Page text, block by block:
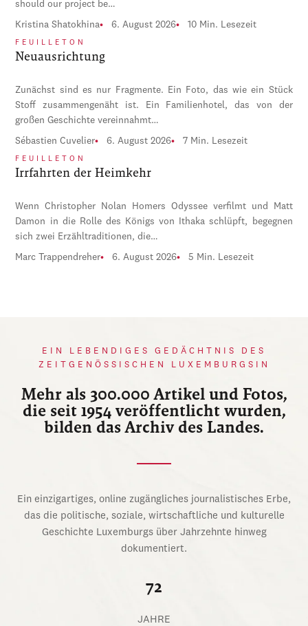
should our project be…
Kristina Shatokhina 6. August 2026 10 Min. Lesezeit
FEUILLETON
Neuausrichtung
Zunächst sind es nur Fragmente. Ein Foto, das wie ein Stück
Stoff zusammengenäht ist. Ein Familienhotel, das von der
großen Geschichte vereinnahmt…
Sébastien Cuvelier 6. August 2026 7 Min. Lesezeit
FEUILLETON
Irrfahrten der Heimkehr
Wenn Christopher Nolan Homers Odyssee verfilmt und Matt
Damon in die Rolle des Königs von Ithaka schlüpft, begegnen
sich zwei Erzähltraditionen, die…
Marc Trappendreher 6. August 2026 5 Min. Lesezeit
EIN LEBENDIGES GEDÄCHTNIS DES
ZEITGENÖSSISCHEN LUXEMBURGSIN
Mehr als 300.000 Artikel und Fotos,
die seit 1954 veröffentlicht wurden,
bilden das Archiv des Landes.
Ein einzigartiges, online zugängliches journalistisches Erbe,
das die politische, soziale, wirtschaftliche und kulturelle
Geschichte Luxemburgs über Jahrzehnte hinweg
dokumentiert.
72
JAHRE